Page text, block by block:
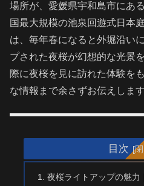
場所が、愛媛県宇和島市にあ
国最大規模の池泉回遊式日本
は、毎年春になると外堀沿い
プされた夜桜が幻想的な光景
際に夜桜を見に訪れた体験を
な情報まで余さずお伝えします
目次
夜桜ライトアップの魅力